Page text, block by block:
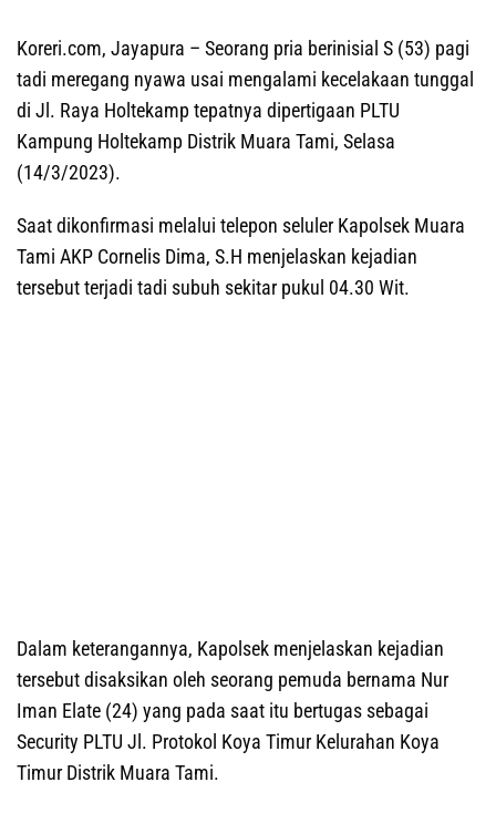
Koreri.com, Jayapura – Seorang pria berinisial S (53) pagi
tadi meregang nyawa usai mengalami kecelakaan tunggal
di Jl. Raya Holtekamp tepatnya dipertigaan PLTU
Kampung Holtekamp Distrik Muara Tami, Selasa
(14/3/2023).
Saat dikonfirmasi melalui telepon seluler Kapolsek Muara
Tami AKP Cornelis Dima, S.H menjelaskan kejadian
tersebut terjadi tadi subuh sekitar pukul 04.30 Wit.
Dalam keterangannya, Kapolsek menjelaskan kejadian
tersebut disaksikan oleh seorang pemuda bernama Nur
Iman Elate (24) yang pada saat itu bertugas sebagai
Security PLTU Jl. Protokol Koya Timur Kelurahan Koya
Timur Distrik Muara Tami.